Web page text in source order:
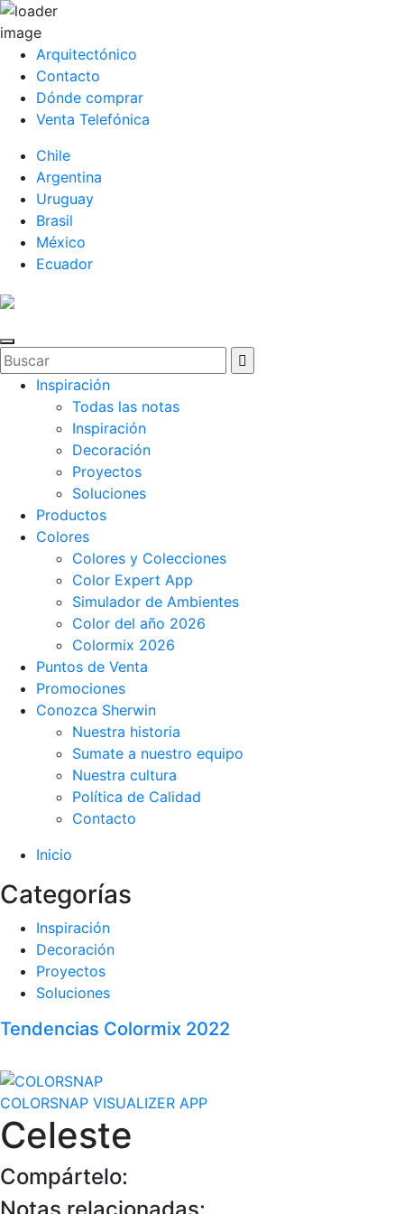
Arquitectónico
Contacto
Dónde comprar
Venta Telefónica
Chile
Argentina
Uruguay
Brasil
México
Ecuador
Inspiración
Todas las notas
Inspiración
Decoración
Proyectos
Soluciones
Productos
Colores
Colores y Colecciones
Color Expert App
Simulador de Ambientes
Color del año 2026
Colormix 2026
Puntos de Venta
Promociones
Conozca Sherwin
Nuestra historia
Sumate a nuestro equipo
Nuestra cultura
Política de Calidad
Contacto
Inicio
Categorías
Inspiración
Decoración
Proyectos
Soluciones
Tendencias Colormix 2022
COLORSNAP VISUALIZER APP
Celeste
Compártelo:
Notas relacionadas: